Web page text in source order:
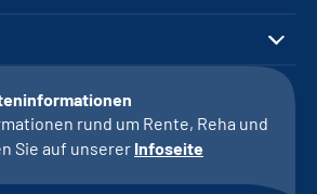
rund um Rente, Reha und
Sie auf unserer Infoseite